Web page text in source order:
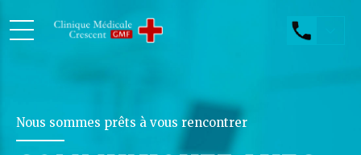
Nous sommes prêts à vous rencontrer